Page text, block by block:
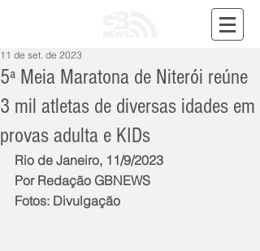
5ª Meia Maratona de Niterói reúne
3 mil atletas de diversas idades em
provas adulta e KIDs
11 de set. de 2023
Rio de Janeiro, 11/9/2023
Por Redação GBNEWS
Fotos: Divulgação